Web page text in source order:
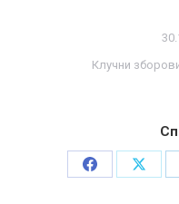
Клучни
Share
Share